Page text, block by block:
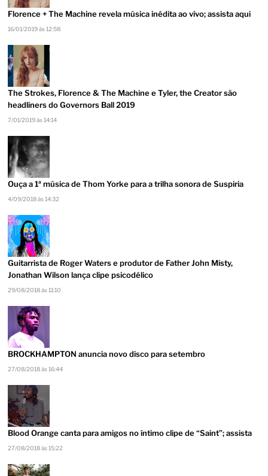
Florence + The Machine revela música inédita ao vivo; assista aqui
16/01/2019 às 12:58
The Strokes, Florence & The Machine e Tyler, the Creator são
headliners do Governors Ball 2019
7/01/2019 às 14:14
Ouça a 1ª música de Thom Yorke para a trilha sonora de Suspiria
4/09/2018 às 14:32
Guitarrista de Roger Waters e produtor de Father John Misty,
Jonathan Wilson lança clipe psicodélico
29/08/2018 às 11:10
BROCKHAMPTON anuncia novo disco para setembro
27/08/2018 às 16:44
Blood Orange canta para amigos no íntimo clipe de “Saint”; assista
27/08/2018 às 15:22